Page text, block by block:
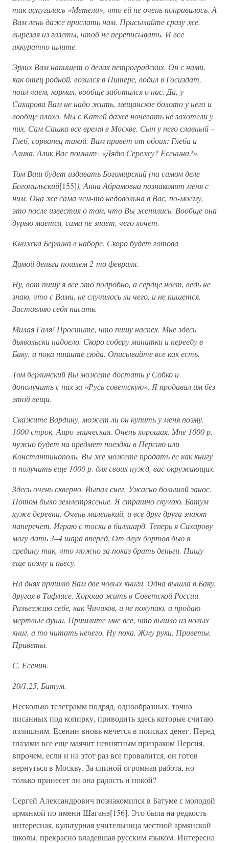
так испугалась «Метели», что ей не очень понравилось. А
Вам лень даже прислать нам. Присылайте сразу же,
вырезая из газеты, чтоб не переписывать. И все
аккуратно шлите.
Эрлих Вам напишет о делах петроградских. Он с нами,
как отец родной, возился в Питере, водил в Госиздат,
поил чаем, кормил, вообще заботился о нас. Да, у
Сахарова Вам не надо жить, мещанское болото у него и
вообще плохо. Мы с Катей даже ночевать не захотели у
них. Сам Сашка все время в Москве. Сын у него славный –
Глеб, сорванец такой. Вам привет от обоих: Глеба и
Алика. Алик Вас помнит: «Дядю Сережу? Есенина?».
Том Ваш будет издавать Богомирский (на самом деле
Богомильский[155]), Анна Абрамовна познакомит меня с
ним. Она же сама чем-то недовольна в Вас, по-моему,
это после известия о том, что Вы женились. Вообще она
дурью мается, сама не знает, чего хочет.
Книжка Берлина в наборе. Скоро будет готова.
Домой деньги пошлем 2-то февраля.
Ну, вот пишу я все это подробно, а сердце ноет, ведь не
знаю, что с Вами, не случилось ли чего, и не пишется.
Заставляю себя писать.
Милая Галя! Простите, что пишу наспех. Мне здесь
дьявольски надоело. Скоро соберу манатки и перееду в
Баку, а пока пишите сюда. Описывайте все как есть.
Том берлинский Вы можете достать у Собко и
дополучить с них за «Русь советскую». Я продавал им без
этой вещи.
Скажите Вардину, может ли он купить у меня поэму.
1000 строк. Аиро-эпическая. Очень хорошая. Мне 1000 р.
нужно будет на предмет поездки в Персию или
Константинополь. Вы же можете продать ее как книгу
и получить еще 1000 р. для своих нужд, вас окружающих.
Здесь очень скверно. Выпал снег. Ужасно большой занос.
Потом было землетрясение. Я страшно скучаю. Батум
хуже деревни. Очень маленький, и все друг друга знают
наперечет. Играю с тоски в биллиард. Теперь я Сахарову
могу дать 3–4 шара вперед. От двух бортов бью в
средину так, что можно за показ брать деньги. Пишу
еще поэму и пьесу.
На днях пришлю Вам две новых книги. Одна вышла в Баку,
другая в Тифлисе. Хорошо жить в Советской России.
Разъезжаю себе, как Чичиков, и не покупаю, а продаю
мертвые души. Пришлите мне все, что вышло из новых
книг, а то читать нечего. Ну пока. Жму руки. Приветы.
Приветы.
С. Есенин.
20/1.25, Батум.
Несколько телеграмм подряд, однообразных, точно
писанных под копирку, приводить здесь которые считаю
излишним. Есенин вновь мечется в поисках денег. Перед
глазами все еще маячит невнятным призраком Персия,
впрочем, если и на этот раз все провалится, он готов
вернуться в Москву. За спиной огромная работа, но
только принесет ли она радость и покой?
Сергей Александрович познакомился в Батуме с молодой
армянкой по имени Шаганэ[156]. Это была на редкость
интересная, культурная учительница местной армянской
школы, прекрасно владевшая русским языком. Интересна